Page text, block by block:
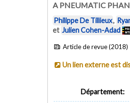
A PNEUMATIC
Philippe De Tillieux,
et Julien Cohen-Adad
Article de revue (2018)
Un lien externe est
Département: